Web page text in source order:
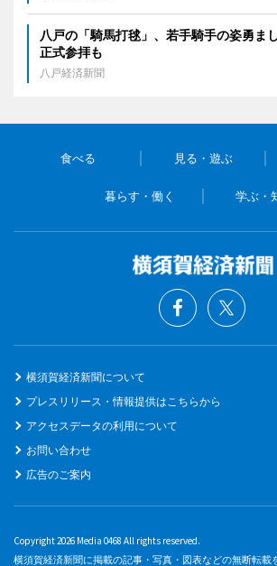
八戸の「騎馬打毬」、若手騎手の姿勇
正式参拝も
八戸経済新聞
食べる 見る・遊ぶ
暮らす・働く 学ぶ・
横須賀経済新聞について
プレスリリース・情報提供はこちらから
アクセスデータの利用について
お問い合わせ
広告のご案内
Copyright 2026 Media 0468 All rights reserved.
横須賀経済新聞に掲載の記事・写真・図表などの無断転載